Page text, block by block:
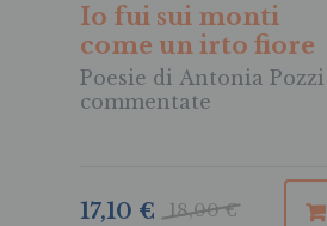
Io fui sui monti
come un irto fiore
Poesie di Antonia Pozzi
commentate
18,00 €
17,10 €